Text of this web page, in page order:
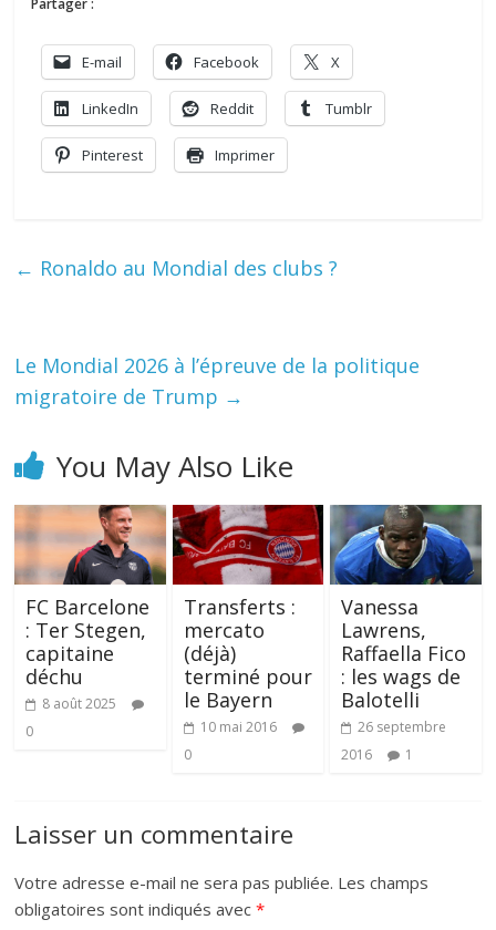
E-mail Facebook X
LinkedIn Reddit Tumblr
Pinterest Imprimer
← Ronaldo au Mondial des clubs ?
Le Mondial 2026 à l’épreuve de la politique
migratoire de Trump →
You May Also Like
FC Barcelone
: Ter Stegen,
capitaine
déchu
8 août 2025
0
Transferts :
mercato
(déjà)
terminé pour
le Bayern
10 mai 2016
0
Vanessa
Lawrens,
Raffaella Fico
: les wags de
Balotelli
26 septembre
2016
1
Laisser un commentaire
Votre adresse e-mail ne sera pas publiée. Les champs
obligatoires sont indiqués avec*